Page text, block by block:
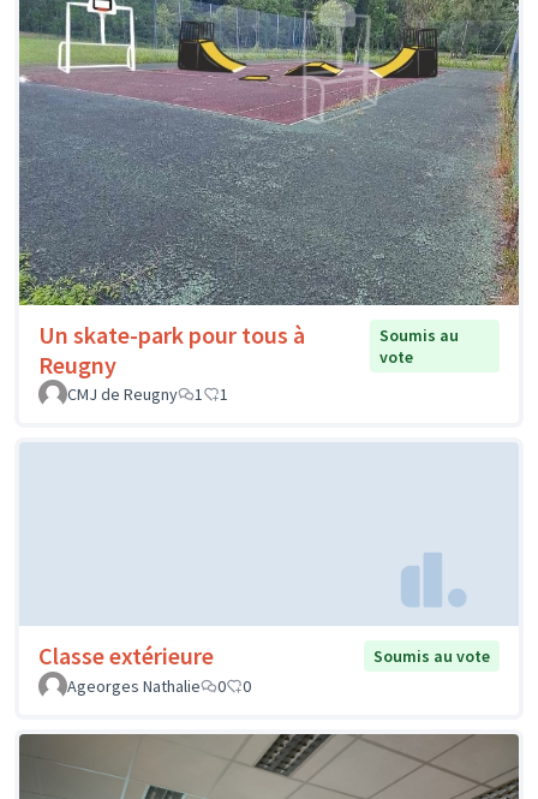
Un skate-park pour tous à
Reugny
Soumis au
vote
CMJ de Reugny
1 1
Classe extérieure
Soumis au vote
Ageorges Nathalie
0 0